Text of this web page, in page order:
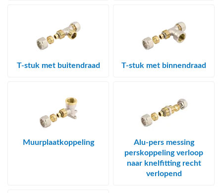
T-stuk met buitendraad T-stuk met binnendraad
Muurplaatkoppeling
Alu-pers messing
perskoppeling verloop
naar knelfitting recht
verlopend